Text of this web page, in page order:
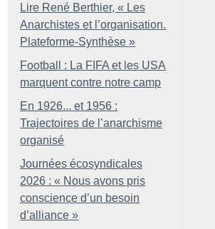
Lire René Berthier, « Les
Anarchistes et l’organisation.
Plateforme-Synthèse »
Football : La FIFA et les USA
marquent contre notre camp
En 1926... et 1956 :
Trajectoires de l’anarchisme
organisé
Journées écosyndicales
2026 : « Nous avons pris
conscience d’un besoin
d’alliance »